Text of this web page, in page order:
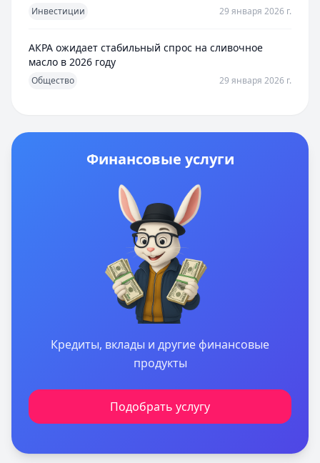
Инвестиции 29 января 2026 г.
АКРА ожидает стабильный спрос на сливочное
масло в 2026 году
Общество 29 января 2026 г.
Финансовые услуги
Кредиты, вклады и другие финансовые
продукты
Подобрать услугу